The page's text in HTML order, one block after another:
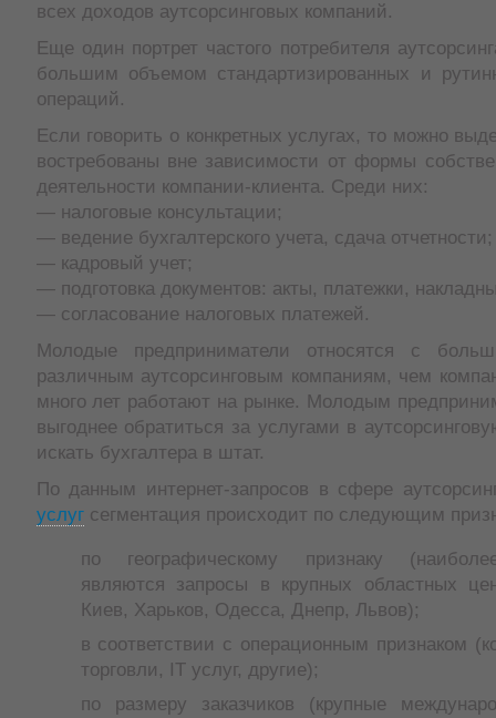
всех доходов аутсорсинговых компаний.
Еще один портрет частого потребителя
большим объемом стандартизированных и
операций.
Если говорить о конкретных услугах, то можно
востребованы вне зависимости от формы
деятельности компании-клиента. Среди них:
— налоговые консультации;
— ведение бухгалтерского учета, сдача отчетности;
— кадровый учет;
— подготовка документов: акты, платежки,
— согласование налоговых платежей.
Молодые предприниматели относятся с
различным аутсорсинговым компаниям, чем
много лет работают на рынке. Молодым
выгоднее обратиться за услугами в
искать бухгалтера в штат.
По данным интернет-запросов в сфере
услугсегментация происходит по следующим
по географическому признаку
являются запросы в крупных областных
Киев, Харьков, Одесса, Днепр, Львов);
в соответствии с операционным признаком
торговли, IT услуг, другие);
по размеру заказчиков (крупные